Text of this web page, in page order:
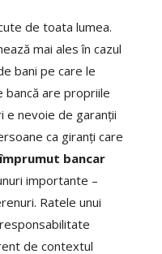
de toata lumea.
mai ales în cazul
bani pe care le
bancă are propriile
e nevoie de garanții
ca giranți care
bancar
importante –
Ratele unui
de contextul